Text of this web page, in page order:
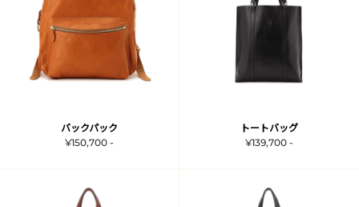
バックパック
¥150,700 -
トートバッグ
¥139,700 -